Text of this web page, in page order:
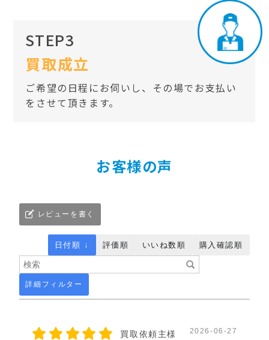
STEP3
買取成立
ご希望の日程にお伺いし、その場でお支払い
をさせて頂きます。
お客様の声
レビューを書く
詳細フィルター
日付順 ↓ 評価順 いいね数順 購入確認順
買取依頼主様 2026-06-27